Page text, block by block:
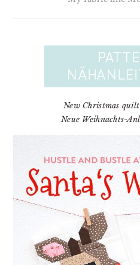
New Christmas
Neue Weihnachts-